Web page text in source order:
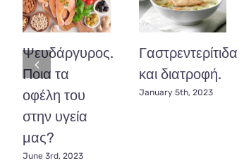
Ψευδάργυρος.
Ποια τα
οφέλη του
στην υγεία
μας?
June 3rd, 2023
Γαστρεντερίτιδα
και διατροφή.
January 5th, 2023